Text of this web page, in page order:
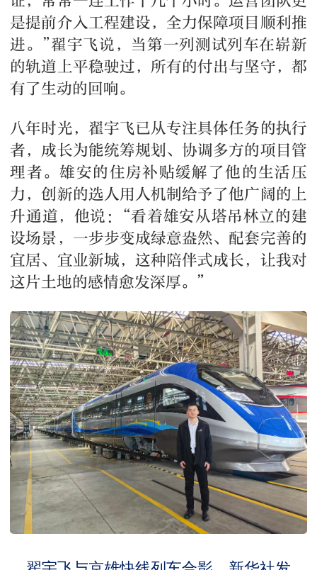
是提前介入工程建设，全力保障项目顺利推
进。”翟宇飞说，当第一列测试列车在崭新
的轨道上平稳驶过，所有的付出与坚守，都
有了生动的回响。
八年时光，翟宇飞已从专注具体任务的执行
者，成长为能统筹规划、协调多方的项目管
理者。雄安的住房补贴缓解了他的生活压
力，创新的选人用人机制给予了他广阔的上
升通道，他说：“看着雄安从塔吊林立的建
设场景，一步步变成绿意盎然、配套完善的
宜居、宜业新城，这种陪伴式成长，让我对
这片土地的感情愈发深厚。”